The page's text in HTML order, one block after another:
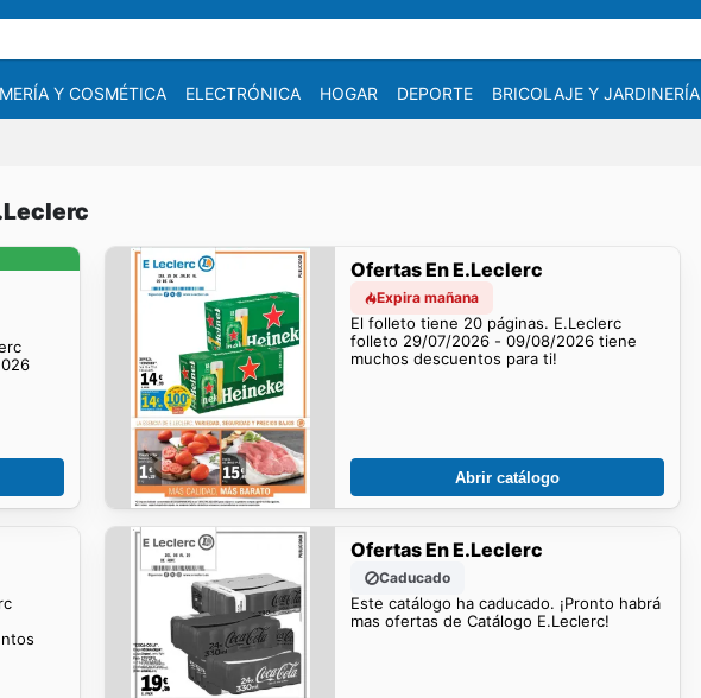
Y COSMÉTICA ELECTRÓNICA HOGAR DEPORTE BRICOLAJE Y JARDINERÍA
Ofertas En E.Leclerc
Expira mañana
El folleto tiene 20 páginas. E.Leclerc
folleto 29/07/2026 - 09/08/2026 tiene
muchos descuentos para ti!
Abrir catálogo
Ofertas En E.Leclerc
Caducado
Este catálogo ha caducado. ¡Pronto habrá
mas ofertas de Catálogo E.Leclerc!